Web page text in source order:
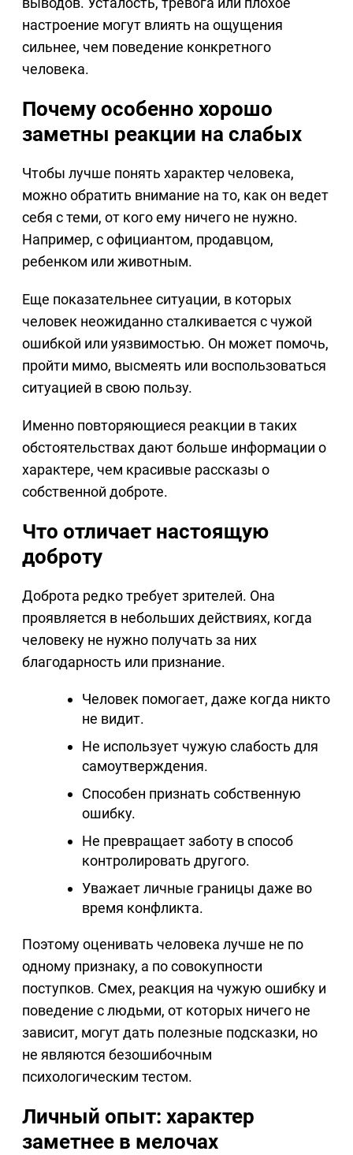
настроение могут влиять на ощущения
сильнее, чем поведение конкретного
человека.
Почему особенно хорошо
заметны реакции на слабых
Чтобы лучше понять характер человека,
можно обратить внимание на то, как он ведет
себя с теми, от кого ему ничего не нужно.
Например, с официантом, продавцом,
ребенком или животным.
Еще показательнее ситуации, в которых
человек неожиданно сталкивается с чужой
ошибкой или уязвимостью. Он может помочь,
пройти мимо, высмеять или воспользоваться
ситуацией в свою пользу.
Именно повторяющиеся реакции в таких
обстоятельствах дают больше информации о
характере, чем красивые рассказы о
собственной доброте.
Что отличает настоящую
доброту
Доброта редко требует зрителей. Она
проявляется в небольших действиях, когда
человеку не нужно получать за них
благодарность или признание.
Человек помогает, даже когда никто
не видит.
Не использует чужую слабость для
самоутверждения.
Способен признать собственную
ошибку.
Не превращает заботу в способ
контролировать другого.
Уважает личные границы даже во
время конфликта.
Поэтому оценивать человека лучше не по
одному признаку, а по совокупности
поступков. Смех, реакция на чужую ошибку и
поведение с людьми, от которых ничего не
зависит, могут дать полезные подсказки, но
не являются безошибочным
психологическим тестом.
Личный опыт: характер
заметнее в мелочах